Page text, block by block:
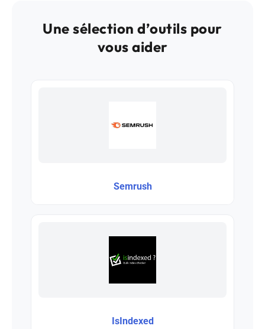
Une sélection d’outils pour
vous aider
Semrush
IsIndexed